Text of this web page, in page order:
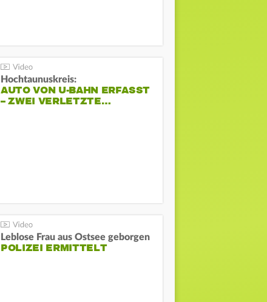
Hochtaunuskreis:
AUTO VON U-BAHN ERFASST
– ZWEI VERLETZTE…
Leblose Frau aus Ostsee geborgen
POLIZEI ERMITTELT